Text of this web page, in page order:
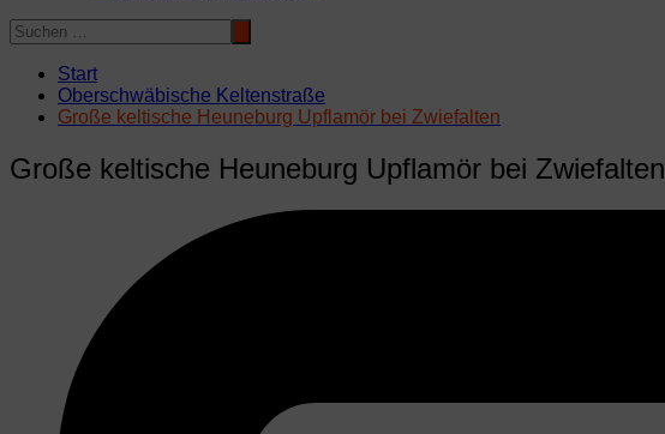
Start
Oberschwäbische Keltenstraße
Große keltische Heuneburg Upflamör bei Zwiefalten
Große keltische Heuneburg Upflamör bei Zwiefalten